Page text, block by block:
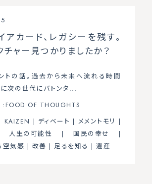
カード、レガシーを残す。
チャー見つかりましたか？
トの話。過去から未来へ流れる時間
に次の世代にバトンタ...
: FOOD OF THOUGHTS
KAIZEN | ディベート | メメントモリ |
人生の可能性 |国民の幸せ
|
空気感 | 改善 |足るを知る |遺産